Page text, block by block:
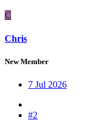
C
Chris
New Member
7 Jul 2026
#2